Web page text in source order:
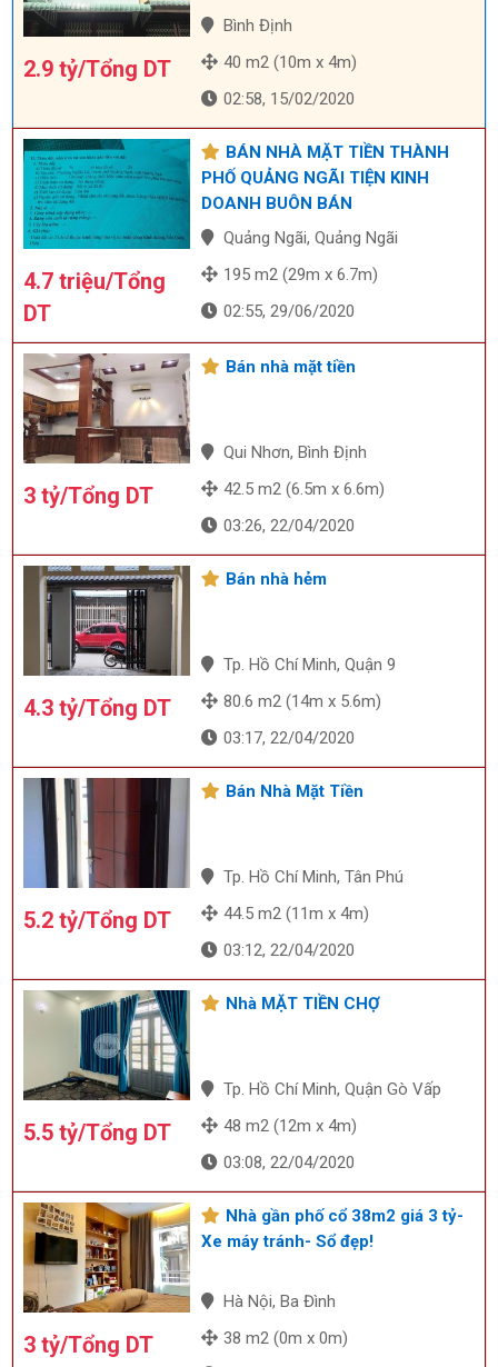
2.9 tỷ/Tổng DT
Bình Định
40 m2 (10m x 4m)
02:58, 15/02/2020
4.7 triệu/Tổng
DT
BÁN NHÀ MẶT TIỀN THÀNH
PHỐ QUẢNG NGÃI TIỆN KINH
DOANH BUÔN BÁN
Quảng Ngãi, Quảng Ngãi
195 m2 (29m x 6.7m)
02:55, 29/06/2020
3 tỷ/Tổng DT
Bán nhà mặt tiền
Qui Nhơn, Bình Định
42.5 m2 (6.5m x 6.6m)
03:26, 22/04/2020
4.3 tỷ/Tổng DT
Bán nhà hẻm
Tp. Hồ Chí Minh, Quận 9
80.6 m2 (14m x 5.6m)
03:17, 22/04/2020
5.2 tỷ/Tổng DT
Bán Nhà Mặt Tiền
Tp. Hồ Chí Minh, Tân Phú
44.5 m2 (11m x 4m)
03:12, 22/04/2020
5.5 tỷ/Tổng DT
Nhà MẶT TIỀN CHỢ
Tp. Hồ Chí Minh, Quận Gò Vấp
48 m2 (12m x 4m)
03:08, 22/04/2020
3 tỷ/Tổng DT
Nhà gần phố cổ 38m2 giá 3 tỷ-
Xe máy tránh- Sổ đẹp!
Hà Nội, Ba Đình
38 m2 (0m x 0m)